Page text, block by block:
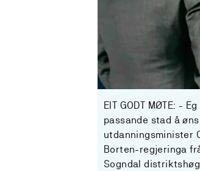
EIT GODT MØTE: -
passande stad å
utdanningsminister
Borten-regjeringa
Sogndal